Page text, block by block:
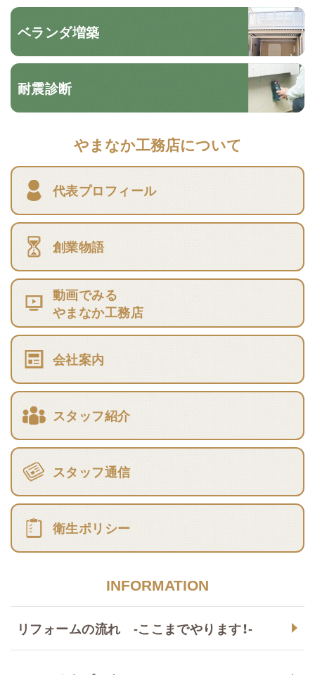
ベランダ増築
耐震診断
やまなか工務店について
代表プロフィール
創業物語
動画でみる
やまなか工務店
会社案内
スタッフ紹介
スタッフ通信
衛生ポリシー
INFORMATION
リフォームの流れ -ここまでやります！-